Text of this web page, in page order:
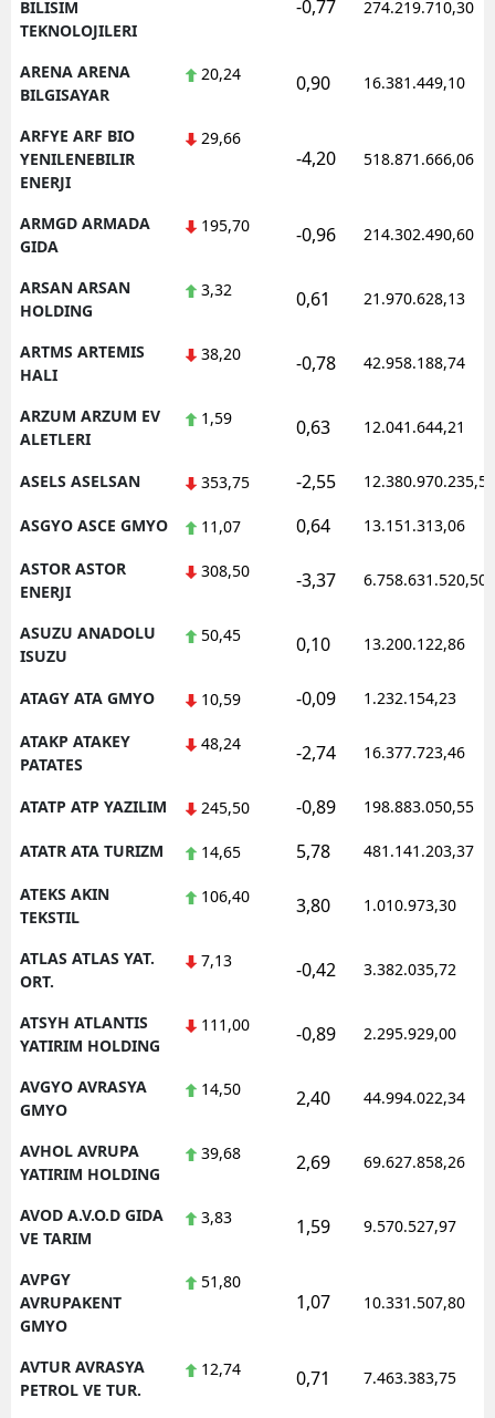
BILISIM
TEKNOLOJILERI
-0,77 274.219.710,30
ARENA ARENA
BILGISAYAR
20,24 0,90 16.381.449,10
ARFYE ARF BIO
YENILENEBILIR
ENERJI
29,66
-4,20 518.871.666,06
ARMGD ARMADA
GIDA
195,70 -0,96 214.302.490,60
ARSAN ARSAN
HOLDING
3,32 0,61 21.970.628,13
ARTMS ARTEMIS
HALI
38,20 -0,78 42.958.188,74
ARZUM ARZUM EV
ALETLERI
1,59 0,63 12.041.644,21
ASELS ASELSAN 353,75 -2,55 12.380.970.235,50
ASGYO ASCE GMYO 11,07 0,64 13.151.313,06
ASTOR ASTOR
ENERJI
308,50 -3,37 6.758.631.520,50
ASUZU ANADOLU
ISUZU
50,45 0,10 13.200.122,86
ATAGY ATA GMYO 10,59 -0,09 1.232.154,23
ATAKP ATAKEY
PATATES
48,24 -2,74 16.377.723,46
ATATP ATP YAZILIM 245,50 -0,89 198.883.050,55
ATATR ATA TURIZM 14,65 5,78 481.141.203,37
ATEKS AKIN
TEKSTIL
106,40 3,80 1.010.973,30
ATLAS ATLAS YAT.
ORT.
7,13 -0,42 3.382.035,72
ATSYH ATLANTIS
YATIRIM HOLDING
111,00 -0,89 2.295.929,00
AVGYO AVRASYA
GMYO
14,50 2,40 44.994.022,34
AVHOL AVRUPA
YATIRIM HOLDING
39,68 2,69 69.627.858,26
AVOD A.V.O.D GIDA
VE TARIM
3,83 1,59 9.570.527,97
AVPGY
AVRUPAKENT
GMYO
51,80
1,07 10.331.507,80
AVTUR AVRASYA
PETROL VE TUR.
12,74 0,71 7.463.383,75